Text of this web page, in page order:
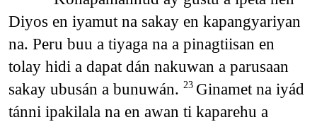
Diyos en iyamut na sakay en kapangyariyan
na. Peru buu a tiyaga na a pinagtiisan en
tolay hidi a dapat dán nakuwan a parusaan
sakay ubusán a bunuwán. 23 Ginamet na iyád
tánni ipakilala na en awan ti kaparehu a